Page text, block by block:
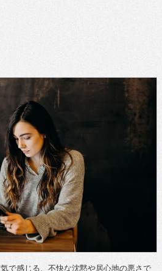
で感じる、不快な沈黙や居心地の悪さで